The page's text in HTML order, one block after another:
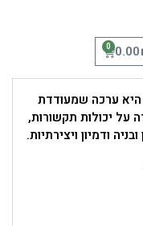
0.00
0
היא ערכה שמעודדת
על יכולות תקשורות,
ודמיון ויצירתיות.